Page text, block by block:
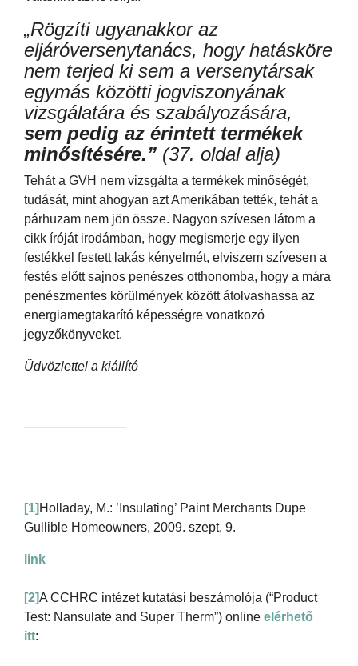
„Rögzíti ugyanakkor az
eljáróversenytanács, hogy hatásköre
nem terjed ki sem a versenytársak
egymás közötti jogviszonyának
vizsgálatára és szabályozására,
sem pedig az érintett termékek
minősítésére.” (37. oldal alja)
Tehát a GVH nem vizsgálta a termékek minőségét,
tudását, mint ahogyan azt Amerikában tették, tehát a
párhuzam nem jön össze. Nagyon szívesen látom a
cikk íróját irodámban, hogy megismerje egy ilyen
festékkel festett lakás kényelmét, elviszem szívesen a
festés előtt sajnos penészes otthonomba, hogy a mára
penészmentes körülmények között átolvashassa az
energiamegtakarító képességre vonatkozó
jegyzőkönyveket.
Üdvözlettel a kiállító
[1] Holladay, M.: ’Insulating’ Paint Merchants Dupe
Gullible Homeowners, 2009. szept. 9.
link
[2]A CCHRC intézet kutatási beszámolója (“Product
Test: Nansulate and Super Therm”) online elérhető
itt: